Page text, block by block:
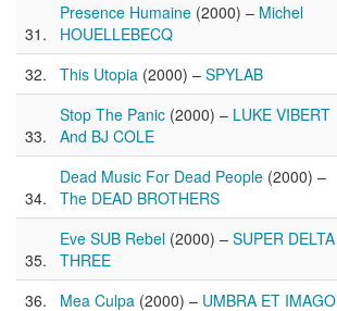
Presence Humaine (2000) – Michel
HOUELLEBECQ
This Utopia (2000) – SPYLAB
Stop The Panic (2000) – LUKE VIBERT
And BJ COLE
Dead Music For Dead People (2000) –
The DEAD BROTHERS
Eve SUB Rebel (2000) – SUPER DELTA
THREE
Mea Culpa (2000) – UMBRA ET IMAGO